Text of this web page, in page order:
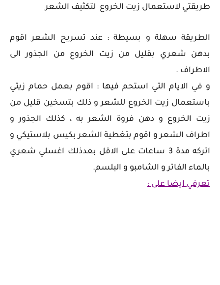
طريقتي لاستعمال زيت الخروع لتكثيف الشعر
الطريقة سهلة و بسيطة : عند تسريح الشعر اقوم
بدهن شعري بقليل من زيت الخروع من الجذور الى
الاطراف .
و في الايام التي استحم فيها : اقوم بعمل حمام زيتي
باستعمال زيت الخروع للشعر و ذلك بتسخين قليل من
زيت الخروع و دهن فروة الشعر به ، كذلك الجذور و
اطراف الشعر و اقوم بتغطية الشعر بكيس بلاستيكي و
اتركه مدة 3 ساعات على الاقل بعدذلك اغسلي شعري
بالماء الفاتر و الشامبو و البلسم.
تعرفي ايضا على :